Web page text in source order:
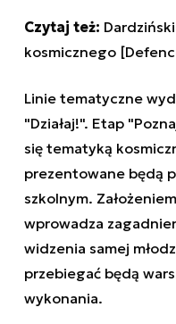
Czytaj też:
kosmicznego
Linie tematyczne
"Działaj!". Etap
się tematyką
prezentowane będą
szkolnym.
wprowadza
widzenia samej
przebiegać będą
wykonania.